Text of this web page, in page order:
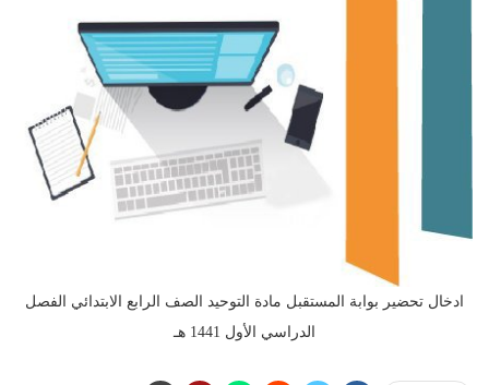
ادخال تحضير بوابة المستقبل مادة التوحيد الصف الرابع الابتدائي الفصل
الدراسي الأول 1441 هـ